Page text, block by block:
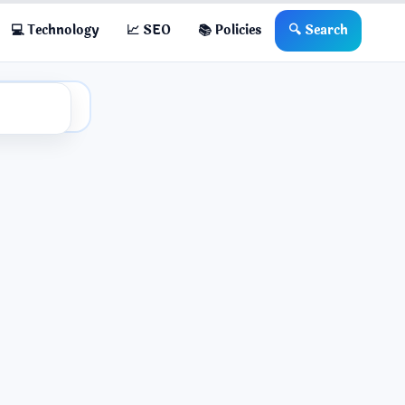
💻 Technology 📈 SEO 📚 Policies 🔍 Search